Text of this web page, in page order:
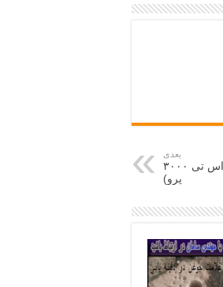
بعدی
ردیاب st3000 pro (اس تی ۳۰۰۰
پرو)